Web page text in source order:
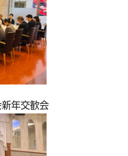
年交歓会